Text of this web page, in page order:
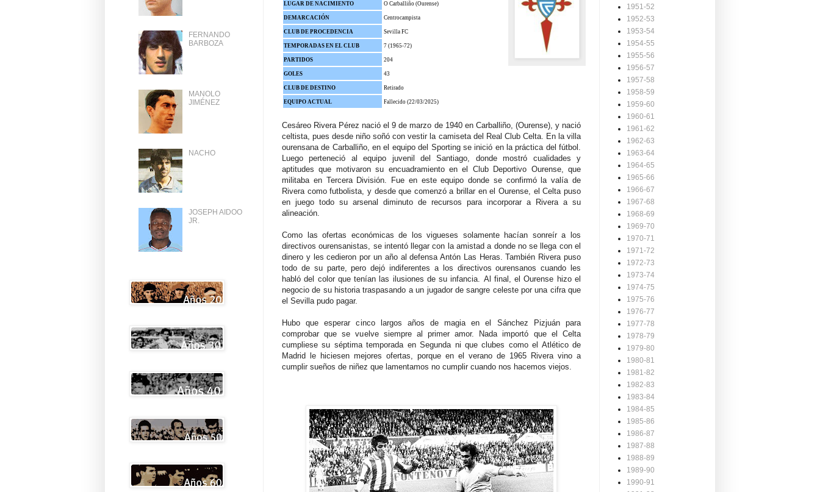
LUGAR DE NACIMIENTO O Carballiño (Ourense)
DEMARCACIÓN Centrocampista
CLUB DE PROCEDENCIA Sevilla FC
TEMPORADAS EN EL CLUB 7 (1965-72)
PARTIDOS 204
GOLES 43
CLUB DE DESTINO Retirado
EQUIPO ACTUAL Fallecido (22/03/2025)
Cesáreo Rivera Pérez nació el 9 de marzo de 1940 en Carballiño, (Ourense), y nació
celtista, pues desde niño soñó con vestir la camiseta del Real Club Celta. En la villa
ourensana de Carballiño, en el equipo del Sporting se inició en la práctica del fútbol.
Luego perteneció al equipo juvenil del Santiago, donde mostró cualidades y
aptitudes que motivaron su encuadramiento en el Club Deportivo Ourense, que
militaba en Tercera División.
Fue en este equipo donde se confirmó la valía de
Rivera como futbolista, y desde que comenzó a brillar en el Ourense, el Celta puso
en juego todo su arsenal diminuto de recursos para incorporar a Rivera a su
alineación.
Como las ofertas económicas de los vigueses solamente hacían sonreír a los
directivos ourensanistas, se intentó llegar con la amistad a donde no se llega con el
dinero y les cedieron por un año al defensa Antón Las Heras. También Rivera puso
todo de su parte, pero dejó indiferentes a los directivos ourensanos cuando les
habló del color que tenían las ilusiones de su infancia. Al final, el Ourense hizo el
negocio de su historia traspasando a un jugador de sangre celeste por una cifra que
el Sevilla pudo pagar.
Hubo que esperar cinco largos años de magia en el Sánchez Pizjuán para
comprobar que se vuelve siempre al primer amor. Nada importó que el Celta
cumpliese su séptima temporada en Segunda ni que clubes como el Atlético de
Madrid le hiciesen mejores ofertas, porque en el verano de 1965 Rivera vino a
cumplir sueños de niñez que lamentamos no cumplir cuando nos hacemos viejos.
FERNANDO
BARBOZA
MANOLO
JIMÉNEZ
NACHO
JOSEPH AIDOO
JR.
1951-52
1952-53
1953-54
1954-55
1955-56
1956-57
1957-58
1958-59
1959-60
1960-61
1961-62
1962-63
1963-64
1964-65
1965-66
1966-67
1967-68
1968-69
1969-70
1970-71
1971-72
1972-73
1973-74
1974-75
1975-76
1976-77
1977-78
1978-79
1979-80
1980-81
1981-82
1982-83
1983-84
1984-85
1985-86
1986-87
1987-88
1988-89
1989-90
1990-91